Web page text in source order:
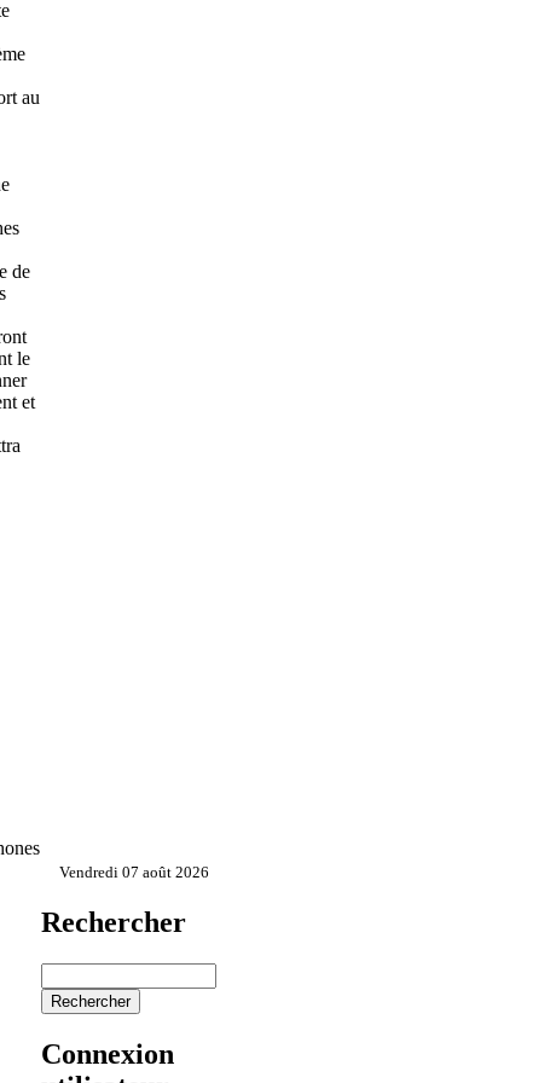
au
de
le
et
Vendredi 07 août 2026
Rechercher
Connexion